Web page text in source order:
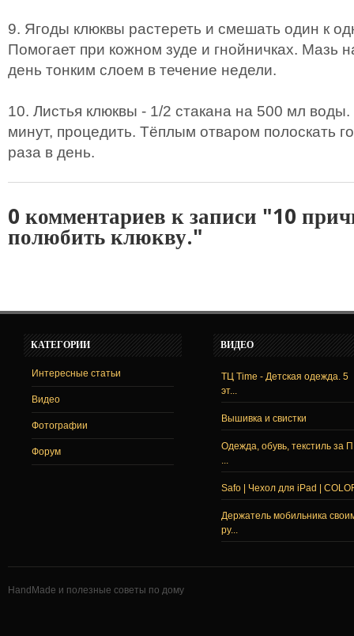
9. Ягоды клюквы растереть и смешать один к
Помогает при кожном зуде и гнойничках. Мазь
день тонким слоем в течение недели.
10. Листья клюквы - 1/2 стакана на 500 мл воды.
минут, процедить. Тёплым отваром полоскать
раза в день.
0 комментариев к записи "10
полюбить клюкву."
КАТЕГОРИИ
Интересные статьи
Видео
Фотографии
Форум
ВИДЕО
ТЦ Time - Детская одежда. 5
эт...
Вышивка и свистки
Одежда, обувь, текстиль за
...
Safo | Чехол для iPad |
Держатель мобильника
ру...
HandMade и полезные советы по дому